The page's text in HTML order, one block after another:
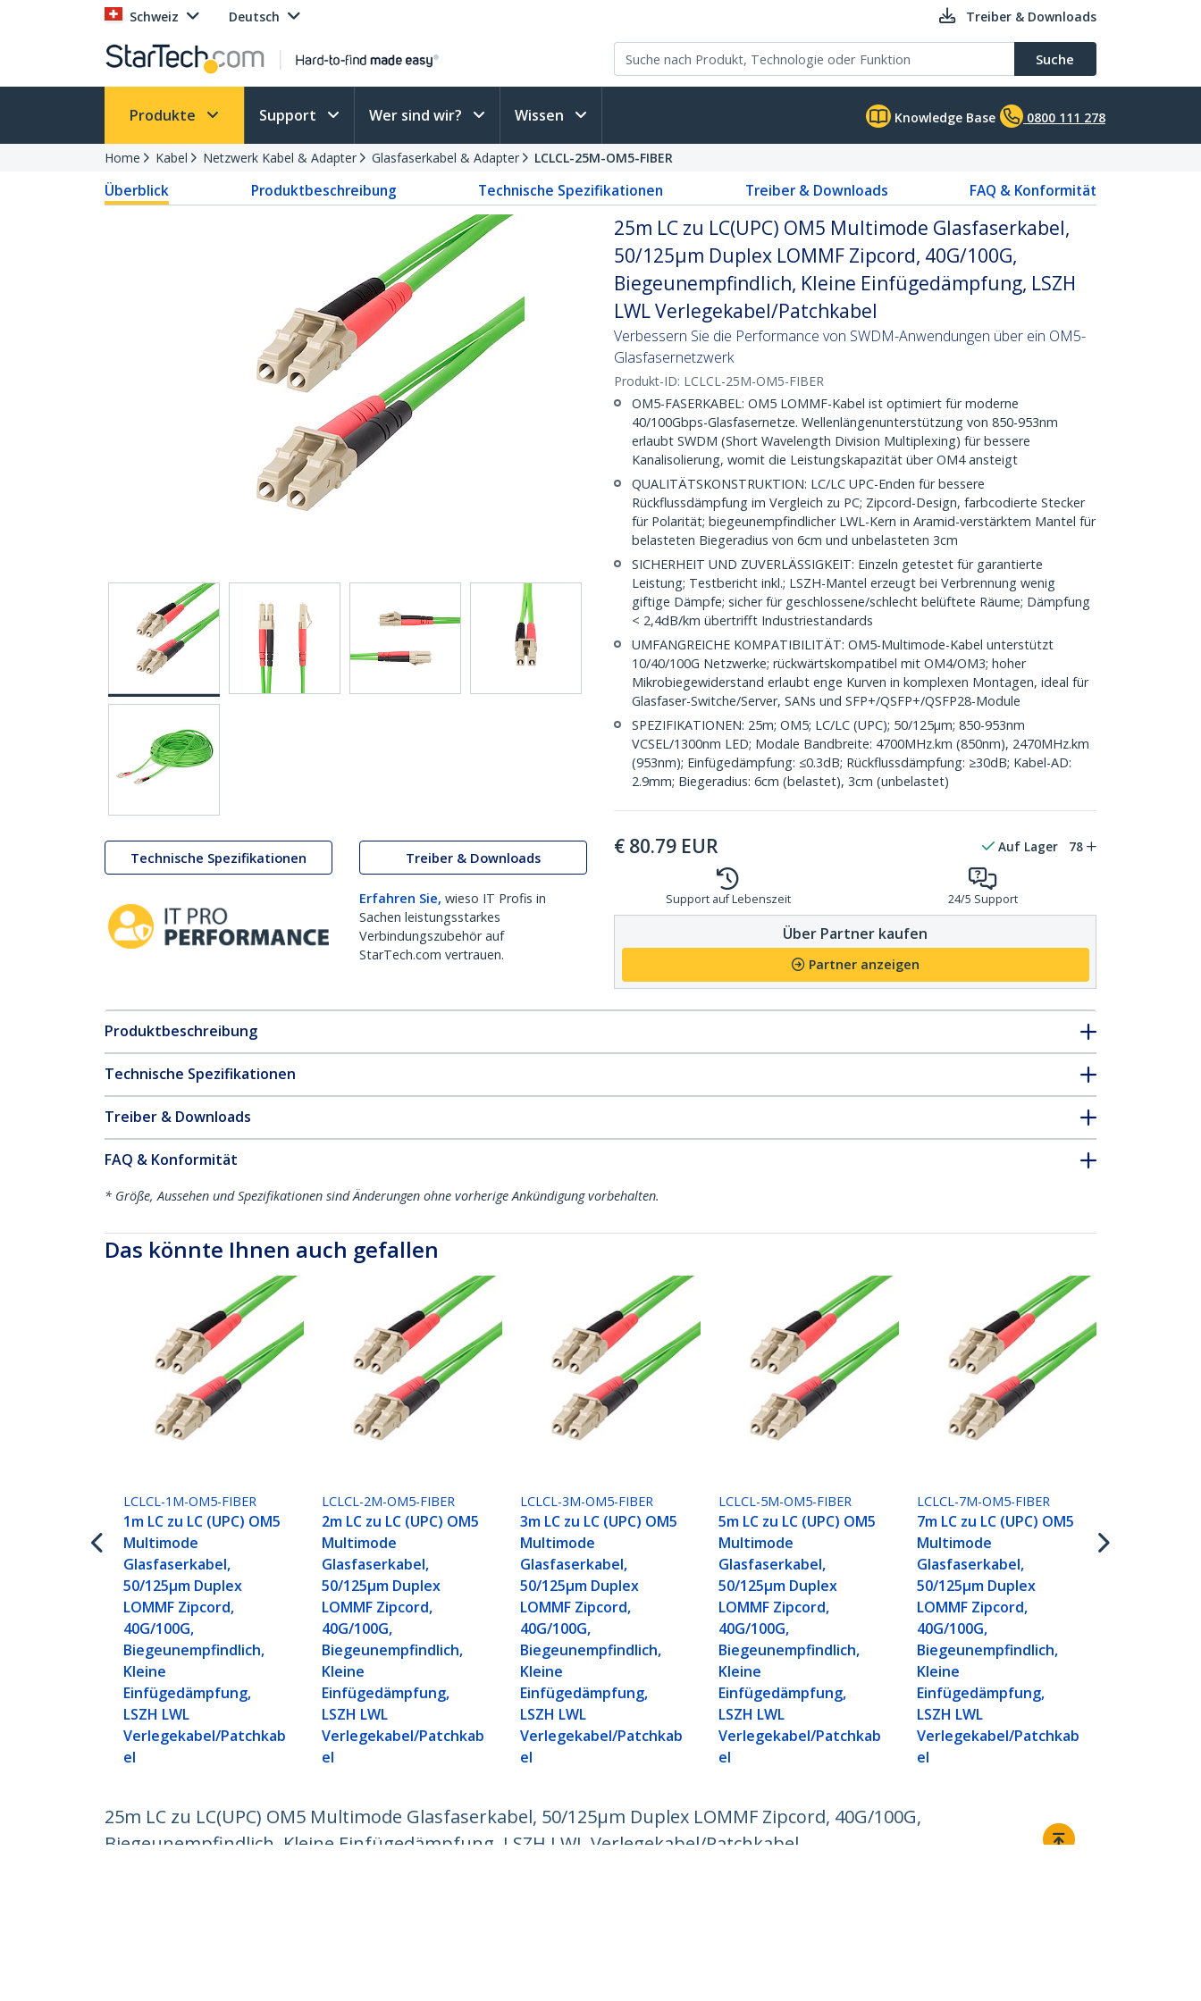
Schweiz Deutsch Treiber & Downloads
Suche
Produkte Support Wer sind wir? Wissen Knowledge Base 0800 111 278
Home Kabel Netzwerk Kabel & Adapter Glasfaserkabel & Adapter LCLCL-25M-OM5-FIBER
Überblick Produktbeschreibung Technische Spezifikationen Treiber & Downloads FAQ & Konformität
Technische Spezifikationen Treiber & Downloads
Erfahren Sie, wieso IT Profis in
Sachen leistungsstarkes
Verbindungszubehör auf
StarTech.com vertrauen.
25m LC zu LC(UPC) OM5 Multimode Glasfaserkabel,
50/125µm Duplex LOMMF Zipcord, 40G/100G,
Biegeunempfindlich, Kleine Einfügedämpfung, LSZH
LWL Verlegekabel/Patchkabel
Verbessern Sie die Performance von SWDM-Anwendungen über ein OM5-
Glasfasernetzwerk
Produkt-ID: LCLCL-25M-OM5-FIBER
OM5-FASERKABEL: OM5 LOMMF-Kabel ist optimiert für moderne
40/100Gbps-Glasfasernetze. Wellenlängenunterstützung von 850-953nm
erlaubt SWDM (Short Wavelength Division Multiplexing) für bessere
Kanalisolierung, womit die Leistungskapazität über OM4 ansteigt
QUALITÄTSKONSTRUKTION: LC/LC UPC-Enden für bessere
Rückflussdämpfung im Vergleich zu PC; Zipcord-Design, farbcodierte Stecker
für Polarität; biegeunempfindlicher LWL-Kern in Aramid-verstärktem Mantel für
belasteten Biegeradius von 6cm und unbelasteten 3cm
SICHERHEIT UND ZUVERLÄSSIGKEIT: Einzeln getestet für garantierte
Leistung; Testbericht inkl.; LSZH-Mantel erzeugt bei Verbrennung wenig
giftige Dämpfe; sicher für geschlossene/schlecht belüftete Räume; Dämpfung
< 2,4dB/km übertrifft Industriestandards
UMFANGREICHE KOMPATIBILITÄT: OM5-Multimode-Kabel unterstützt
10/40/100G Netzwerke; rückwärtskompatibel mit OM4/OM3; hoher
Mikrobiegewiderstand erlaubt enge Kurven in komplexen Montagen, ideal für
Glasfaser-Switche/Server, SANs und SFP+/QSFP+/QSFP28-Module
SPEZIFIKATIONEN: 25m; OM5; LC/LC (UPC); 50/125µm; 850-953nm
VCSEL/1300nm LED; Modale Bandbreite: 4700MHz.km (850nm), 2470MHz.km
(953nm); Einfügedämpfung: ≤0.3dB; Rückflussdämpfung: ≥30dB; Kabel-AD:
2.9mm; Biegeradius: 6cm (belastet), 3cm (unbelastet)
€ 80.79 EUR Auf Lager 78
Support auf Lebenszeit 24/5 Support
Über Partner kaufen
Partner anzeigen
Produktbeschreibung
Technische Spezifikationen
Treiber & Downloads
FAQ & Konformität
* Größe, Aussehen und Spezifikationen sind Änderungen ohne vorherige Ankündigung vorbehalten.
Das könnte Ihnen auch gefallen
LCLCL-1M-OM5-FIBER
1m LC zu LC (UPC) OM5
Multimode
Glasfaserkabel,
50/125µm Duplex
LOMMF Zipcord,
40G/100G,
Biegeunempfindlich,
Kleine
Einfügedämpfung,
LSZH LWL
Verlegekabel/Patchkab
el
LCLCL-2M-OM5-FIBER
2m LC zu LC (UPC) OM5
Multimode
Glasfaserkabel,
50/125µm Duplex
LOMMF Zipcord,
40G/100G,
Biegeunempfindlich,
Kleine
Einfügedämpfung,
LSZH LWL
Verlegekabel/Patchkab
el
LCLCL-3M-OM5-FIBER
3m LC zu LC (UPC) OM5
Multimode
Glasfaserkabel,
50/125µm Duplex
LOMMF Zipcord,
40G/100G,
Biegeunempfindlich,
Kleine
Einfügedämpfung,
LSZH LWL
Verlegekabel/Patchkab
el
LCLCL-5M-OM5-FIBER
5m LC zu LC (UPC) OM5
Multimode
Glasfaserkabel,
50/125µm Duplex
LOMMF Zipcord,
40G/100G,
Biegeunempfindlich,
Kleine
Einfügedämpfung,
LSZH LWL
Verlegekabel/Patchkab
el
LCLCL-7M-OM5-FIBER
7m LC zu LC (UPC) OM5
Multimode
Glasfaserkabel,
50/125µm Duplex
LOMMF Zipcord,
40G/100G,
Biegeunempfindlich,
Kleine
Einfügedämpfung,
LSZH LWL
Verlegekabel/Patchkab
el
25m LC zu LC(UPC) OM5 Multimode Glasfaserkabel, 50/125µm Duplex LOMMF Zipcord, 40G/100G,
Biegeunempfindlich, Kleine Einfügedämpfung, LSZH LWL Verlegekabel/Patchkabel